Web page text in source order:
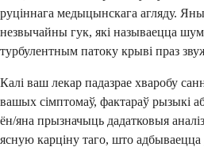
руціннага медыцынскага агляду.
незвычайны гук, які называецца
турбулентным патоку крыві праз
Калі ваш лекар падазрае хваробу
вашых сімптомаў, фактараў рызыкі
ён/яна прызначыць дадатковыя
ясную карціну таго, што